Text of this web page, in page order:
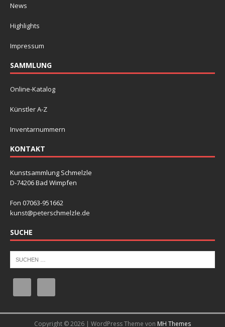
News
Highlights
Impressum
SAMMLUNG
Online-Katalog
Künstler A-Z
Inventarnummern
KONTAKT
Kunstsammlung Schmelzle
D-74206 Bad Wimpfen
Fon 07063-951662
kunst@peterschmelzle.de
SUCHE
Copyright © 2026 | WordPress Theme von MH Themes